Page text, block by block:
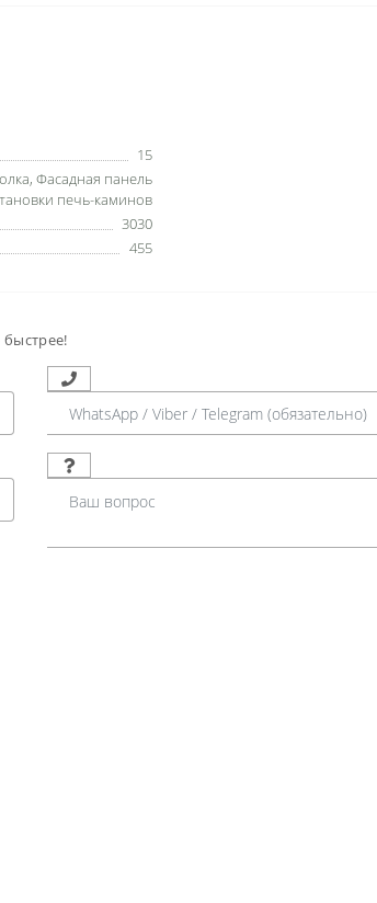
15
, Фасадная панель
печь-каминов
3030
455